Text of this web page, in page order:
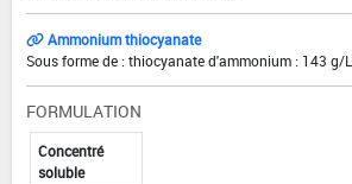
Ammonium thiocyanate
Sous forme de : thiocyanate d'ammonium : 143 g/L
FORMULATION
Concentré
soluble